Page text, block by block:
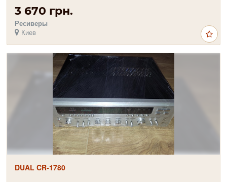
3 670 грн.
Ресиверы
Киев
DUAL CR-1780